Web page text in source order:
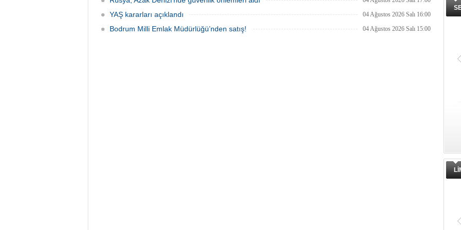
YAŞ kararları açıklandı 04 Ağustos 2026 Salı 16:00
Bodrum Milli Emlak Müdürlüğü’nden satış! 04 Ağustos 2026 Salı 15:00